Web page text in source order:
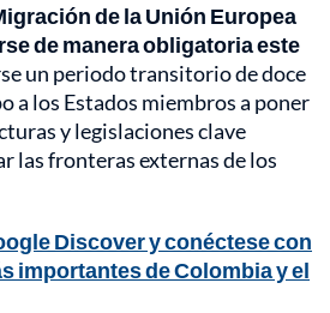
de la Unión Europea
de manera obligatoria este
un periodo transitorio de doce
a los Estados miembros a poner
y legislaciones clave
las fronteras externas de los
Discover y conéctese con
importantes de Colombia y el